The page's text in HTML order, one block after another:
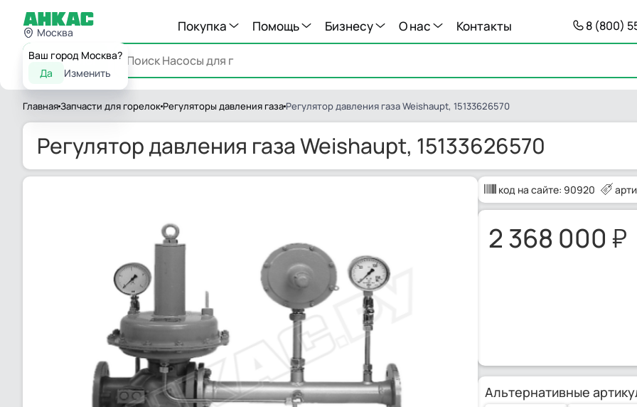
Москва
Ваш город Москва?
Да
Изменить
Покупка Помощь Бизнесу О нас Контакты 8 (800)
Каталог
ГлавнаяЗапчасти для горелок Регуляторы давления газа Регулятор давления газа Weishaupt, 15133626570
Регулятор давления газа Weishaupt, 15133626570
код на сайте: 90920
2 368 000
Альтернативные